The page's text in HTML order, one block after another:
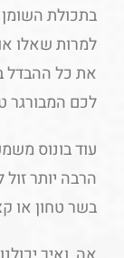
בתכולת
למרות שאלו
את כל ההבדל
לכם המבורגר
עוד בונוס
הרבה יותר
בשר טחון או